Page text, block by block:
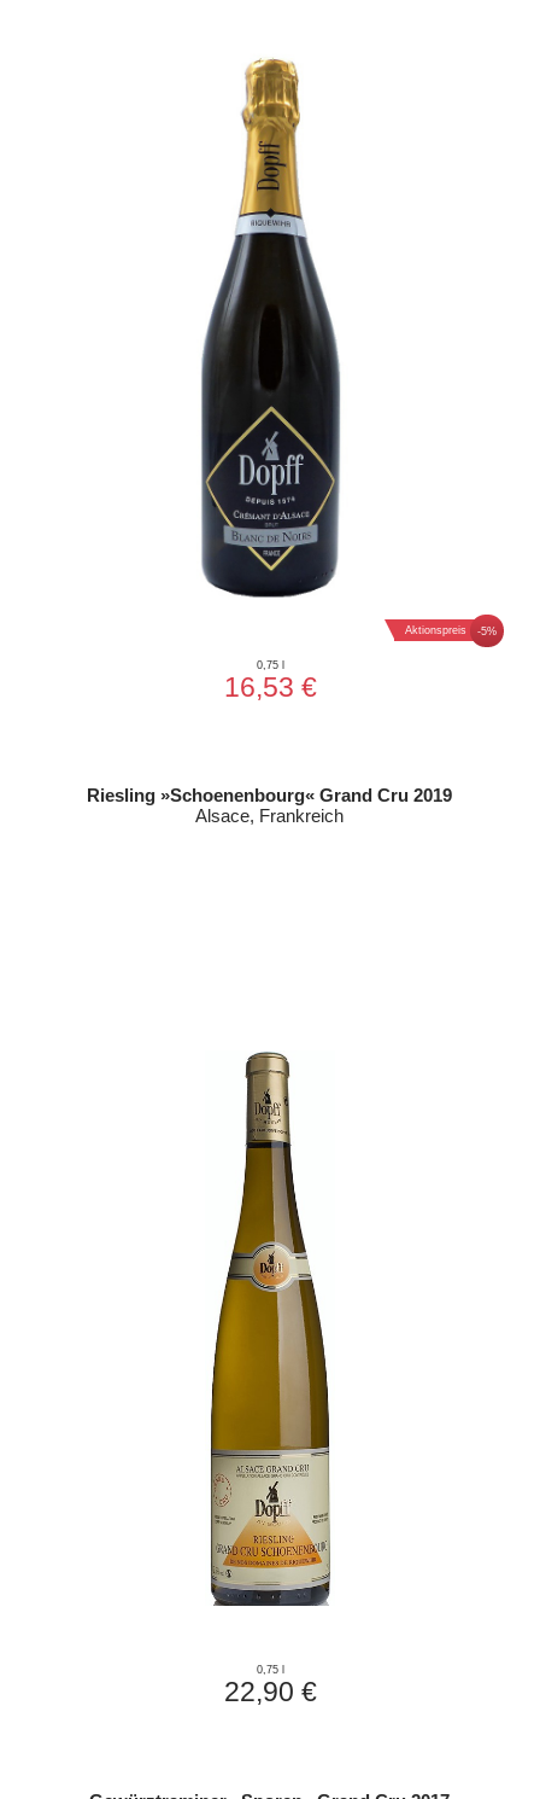
-5%
Aktionspreis
0,75 l
16,53 €
Riesling »Schoenenbourg« Grand Cru 2019
Alsace, Frankreich
0,75 l
22,90 €